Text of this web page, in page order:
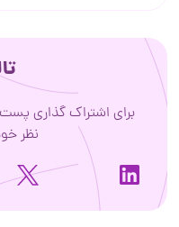
برای اشتراک گذاری
نظر